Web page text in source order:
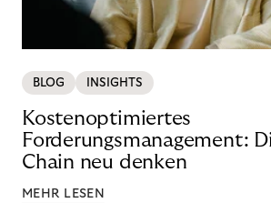
BLOG INSIGHTS
Kostenoptimiertes
Forderungsmanagement:
Chain neu denken
MEHR LESEN